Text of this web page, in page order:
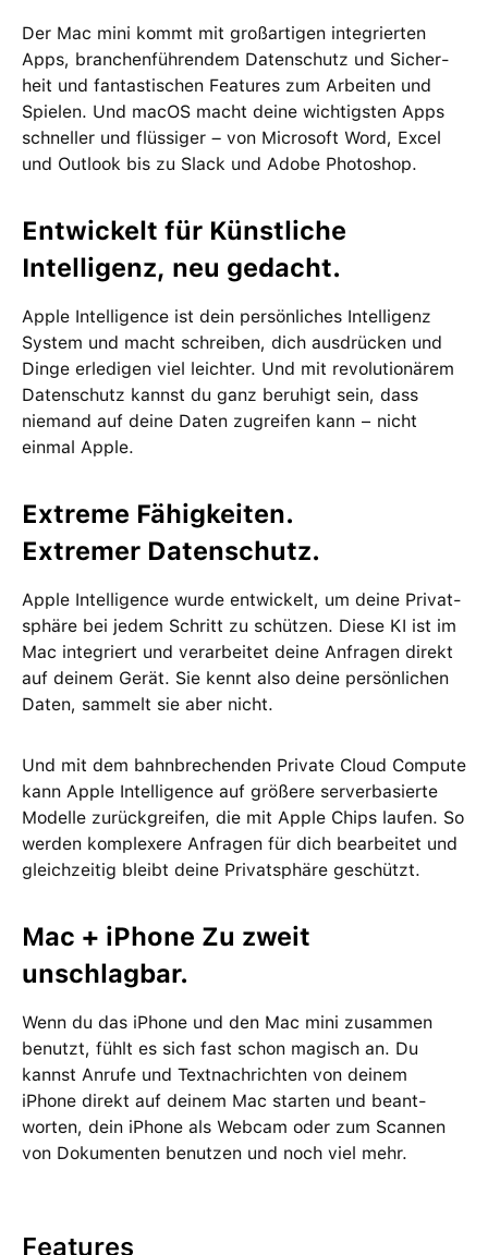
Der Mac mini kommt mit groß­artigen inte­grierten
Apps, branchen­führendem Daten­schutz und Sicher­
heit und fan­tas­tischen Features zum Arbeiten und
Spielen. Und macOS macht deine wichtigsten Apps
schneller und flüssiger – von Microsoft Word, Excel
und Outlook bis zu Slack und Adobe Photoshop.
Entwickelt für Künstliche
Intelligenz, neu gedacht.
Apple Intelligence ist dein per­sön­liches Intelligenz
System und macht schreiben, dich ausdrücken und
Dinge erle­digen viel leichter. Und mit revolutio­närem
Daten­schutz kannst du ganz beruhigt sein, dass
niemand auf deine Daten zu­greifen kann − nicht
einmal Apple.
Extreme Fähig­keiten.
Extremer Daten­schutz.
Apple Intelligence wurde ent­wickelt, um deine Privat­
sphäre bei jedem Schritt zu schützen. Diese KI ist im
Mac integriert und ver­arbeitet deine Anfragen direkt
auf deinem Gerät. Sie kennt also deine persön­lichen
Daten, sammelt sie aber nicht.
Und mit dem bahn­brechenden Private Cloud Compute
kann Apple Intelligence auf größere server­basierte
Modelle zurückgreifen, die mit Apple Chips laufen. So
werden kom­plexere Anfragen für dich bear­beitet und
gleich­zeitig bleibt deine Privat­sphäre geschützt.
Mac + iPhone Zu zweit
unschlagbar.
Wenn du das iPhone und den Mac mini zu­sam­men
benutzt, fühlt es sich fast schon magisch an. Du
kannst Anrufe und Text­nach­richten von deinem
iPhone direkt auf deinem Mac starten und beant­
worten, dein iPhone als Webcam oder zum Scannen
von Doku­menten be­nutzen und noch viel mehr.
Features